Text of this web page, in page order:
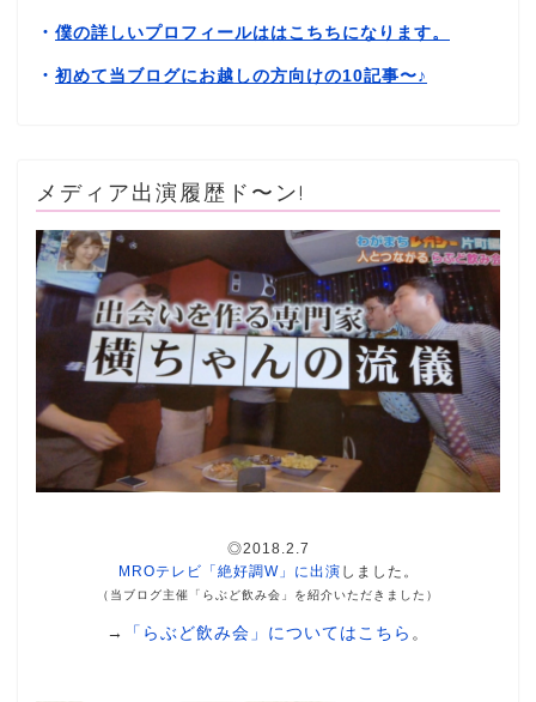
・ 僕の詳しいプロフィールははこちちになります。
・ 初めて当ブログにお越しの方向けの10記事〜♪
メディア出演履歴ド〜ン!
◎2018.2.7
MROテレビ「絶好調W」に出演 しました。
（当ブログ主催「らぶど飲み会」を紹介いただきました）
→ 「らぶど飲み会」についてはこちら 。